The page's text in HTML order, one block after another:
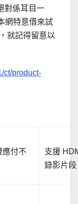
對係耳目一
網特意借來試
就記得留意以
ct/product-
應付不
支援
錄影片段